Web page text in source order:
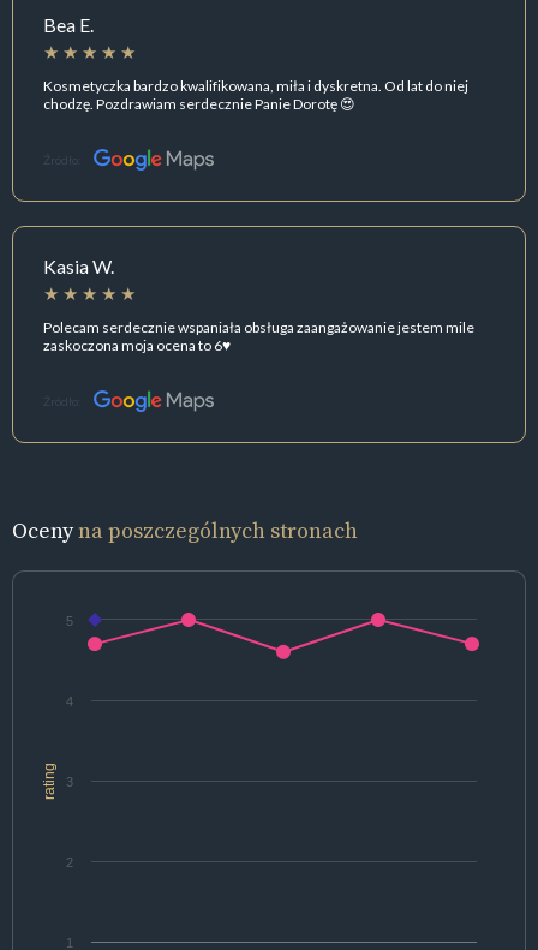
Bea E.
Kosmetyczka bardzo kwalifikowana, miła i dyskretna. Od lat do niej
chodzę. Pozdrawiam serdecznie Panie Dorotę 😍
Źródło:
Kasia W.
Polecam serdecznie wspaniała obsługa zaangażowanie jestem mile
zaskoczona moja ocena to 6♥️
Źródło:
Ocenyna poszczególnych stronach
rating
1
2
3
4
5